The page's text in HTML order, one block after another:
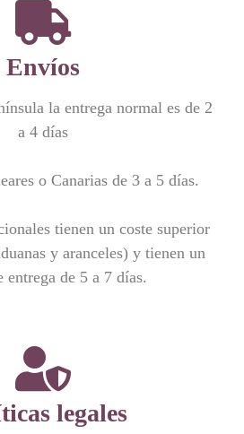
Envíos
la entrega normal es de 2
a 4 días
o Canarias de 3 a 5 días.
tienen un coste superior
y aranceles) y tienen un
entrega de 5 a 7 días.
legales